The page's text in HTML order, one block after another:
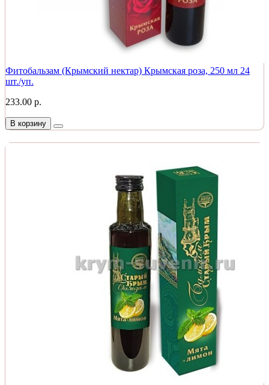
Фитобальзам (Крымский нектар) Крымская роза, 250 мл 24
шт./уп.
233.00 р.
В корзину